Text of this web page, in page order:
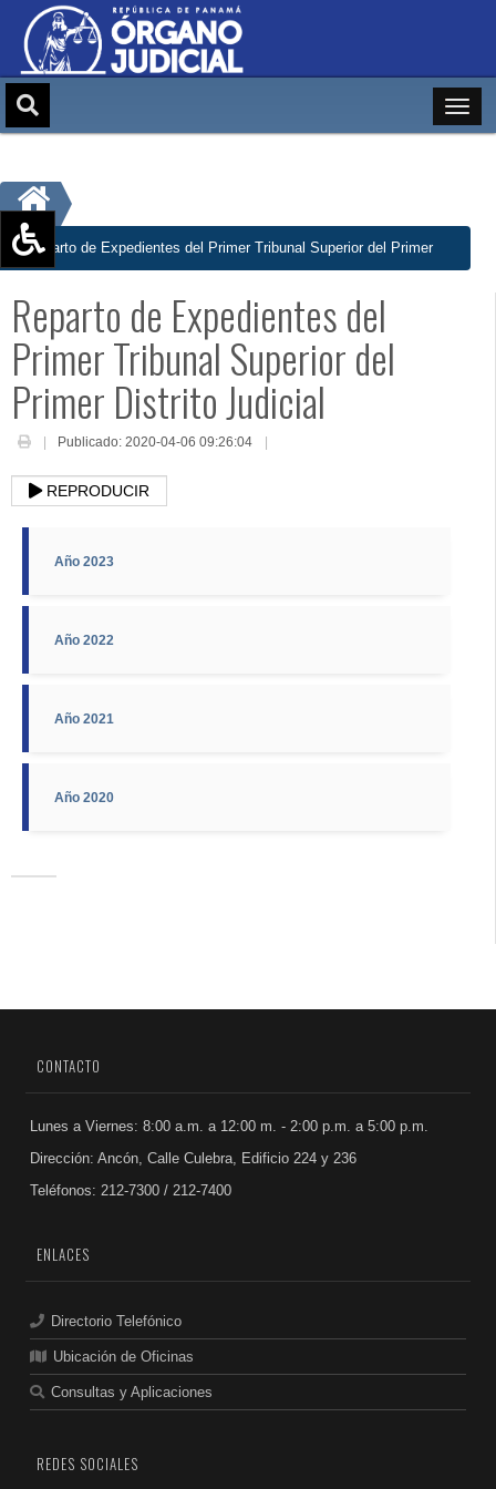
Aumentar texto (+)
Reducir texto (-)
Restablecer texto
Escala de Brillo
Escala de grises
Reparto de Expedientes del Primer Tribunal Superior del Primer
Reparto de Expedientes del
Primer Tribunal Superior del
Primer Distrito Judicial
Publicado: 2020-04-06 09:26:04
REPRODUCIR
Año 2023
Año 2022
Año 2021
Año 2020
CONTACTO
Lunes a Viernes: 8:00 a.m. a 12:00 m. - 2:00 p.m. a 5:00 p.m.
Dirección: Ancón, Calle Culebra, Edificio 224 y 236
Teléfonos: 212-7300 / 212-7400
ENLACES
Directorio Telefónico
Ubicación de Oficinas
Consultas y Aplicaciones
REDES SOCIALES